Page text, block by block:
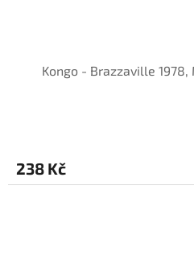
Kongo - Brazzaville 1978,
238 Kč